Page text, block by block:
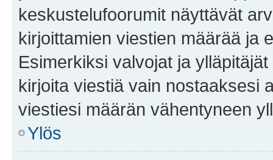
keskustelufoorumit näyttävät
kirjoittamien viestien määrää ja
Esimerkiksi valvojat ja
kirjoita viestiä vain nostaaksesi
viestiesi määrän vähentyneen
Ylös